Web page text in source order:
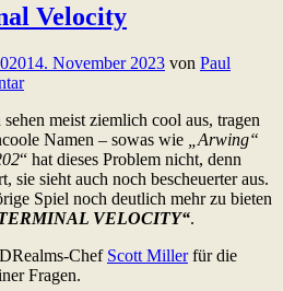
Velocity
14. November 2023 von Paul
meist ziemlich cool aus, tragen
Namen – sowas wie
„Arwing“
“ hat dieses Problem nicht, denn
sie sieht auch noch bescheuerter aus.
Spiel noch deutlich mehr zu bieten
VELOCITY“.
Chef Scott Millerfür die
Fragen.